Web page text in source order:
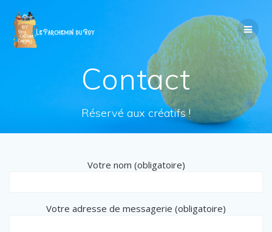
Contact
Réservé aux créatifs !
Votre nom (obligatoire)
Votre adresse de messagerie (obligatoire)